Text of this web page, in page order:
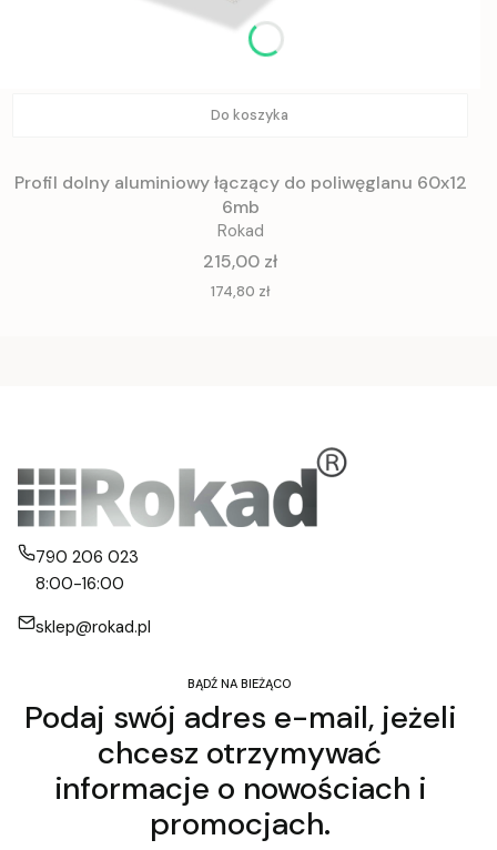
Do koszyka
Profil dolny aluminiowy łączący do poliwęglanu 60x12
6mb
Rokad
Cena
215,00 zł
Cena
174,80 zł
790 206 023
8:00-16:00
sklep@rokad.pl
BĄDŹ NA BIEŻĄCO
Podaj swój adres e-mail, jeżeli
chcesz otrzymywać
informacje o nowościach i
promocjach.